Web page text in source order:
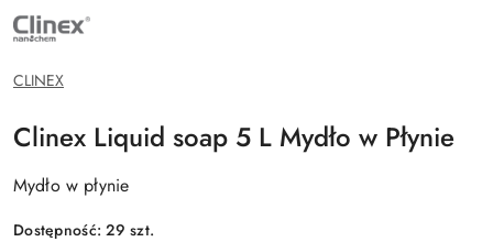
PRODUCENTA:
CLINEX
CHEMIA
CLINEX
Clinex Liquid soap 5 L Mydło w Płynie
Mydło w płynie
Dostępność:29szt.